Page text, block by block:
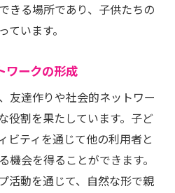
きる場所であり、子供たちの
います。
ワークの形成
友達作りや社会的ネットワー
役割を果たしています。子ど
ビティを通じて他の利用者と
会を得ることができます。
活動を通じて、自然な形で親